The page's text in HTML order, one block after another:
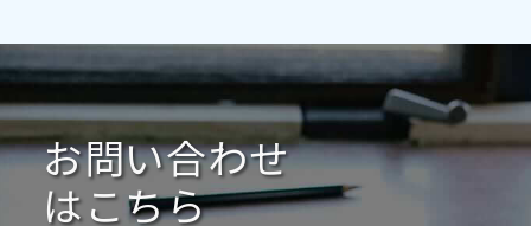
2021年1月 2020年12月 2020年11月
2020年10月 2020年9月 2020年8月
2020年7月 2020年6月 2020年5月
2020年4月 2020年3月 2020年2月
お問い合わせ
はこちら